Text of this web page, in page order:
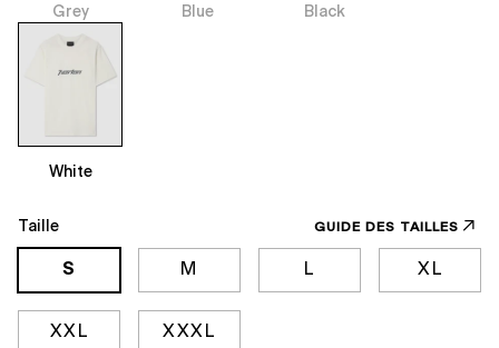
Grey Blue Black
White
Taille GUIDE DES TAILLES
S M L XL
XXL XXXL